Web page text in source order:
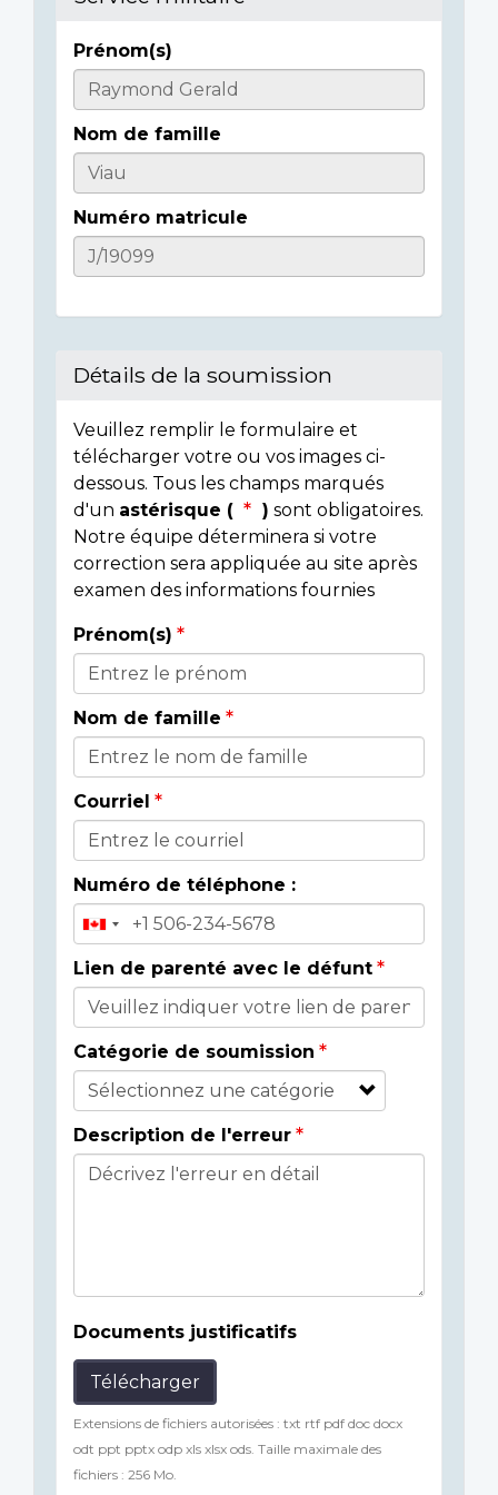
Casualty
Details
Prénom(s)
Nom de famille
Numéro matricule
Détails de la soumission
Veuillez remplir le formulaire et
télécharger votre ou vos images ci-
dessous. Tous les champs marqués
d'un astérisque ( ) sont obligatoires.
Notre équipe déterminera si votre
correction sera appliquée au site après
examen des informations fournies
Donor
Details
Prénom(s)
Nom de famille
Courriel
Numéro de téléphone :
Lien de parenté avec le défunt
Catégorie de soumission
Description de l'erreur
Documents justificatifs
Télécharger
Extensions de fichiers autorisées : txt rtf pdf doc docx
odt ppt pptx odp xls xlsx ods. Taille maximale des
fichiers : 256 Mo.